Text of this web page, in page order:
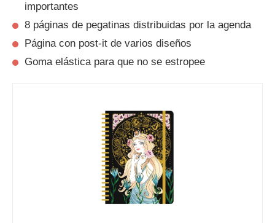
importantes
8 páginas de pegatinas distribuidas por la agenda
Página con post-it de varios diseños
Goma elástica para que no se estropee